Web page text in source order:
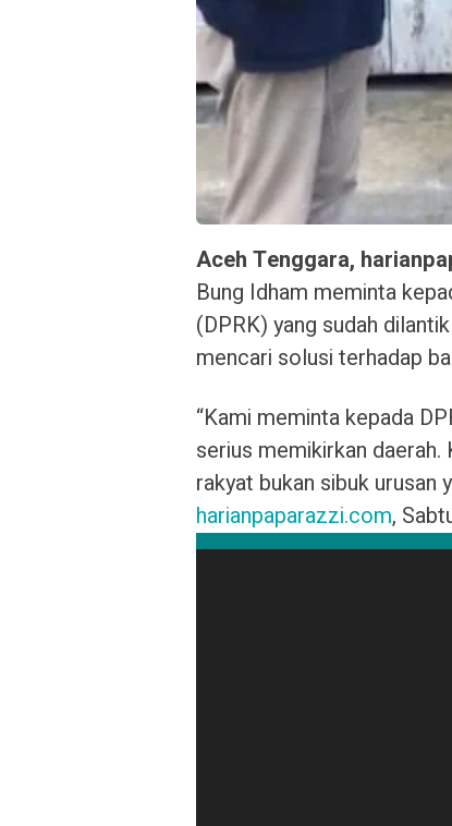
Aceh Tenggara,
Bung Idham meminta
(DPRK) yang sudah
mencari solusi terhadap
“Kami meminta kepada
serius memikirkan
rakyat bukan sibuk urusan
harianpaparazzi.com,